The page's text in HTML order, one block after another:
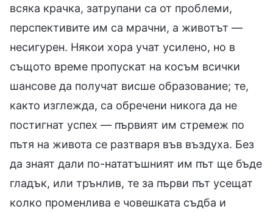
всяка крачка, затрупани са от проблеми,
перспективите им са мрачни, а животът —
несигурен. Някои хора учат усилено, но в
същото време пропускат на косъм всички
шансове да получат висше образование; те,
както изглежда, са обречени никога да не
постигнат успех — първият им стремеж по
пътя на живота се разтваря във въздуха. Без
да знаят дали по-нататъшният им път ще бъде
гладък, или трънлив, те за първи път усещат
колко променлива е човешката съдба и